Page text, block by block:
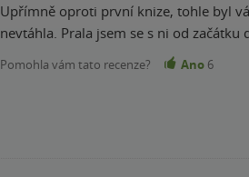
Upřímně oproti první knize, tohle byl
nevtáhla. Prala jsem se s ni od začátku
Pomohla vám tato recenze? Ano 6